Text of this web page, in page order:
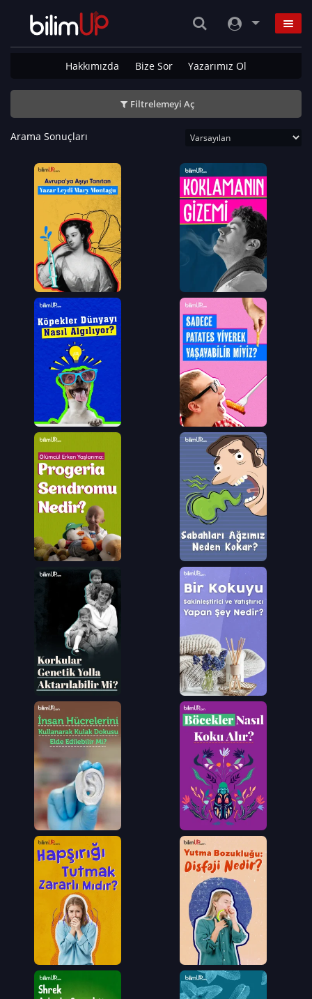
Hakkımızda Bize Sor Yazarımız Ol
Filtrelemeyi Aç
Arama Sonuçları